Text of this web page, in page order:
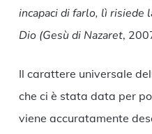
incapaci di farlo, lì risiede
Dio (Gesù di Nazaret,
Il carattere universale
che ci è stata data per
viene accuratamente